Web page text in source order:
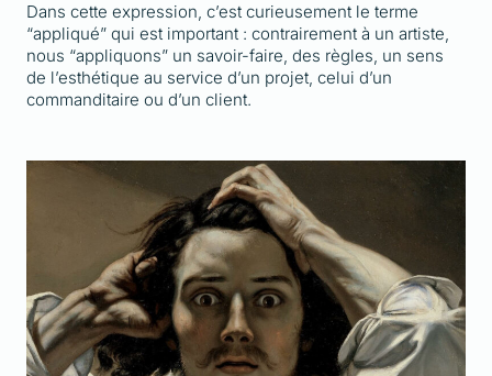
Dans cette expression, c’est curieusement le terme
“appliqué” qui est important : contrairement à un artiste,
nous “appliquons” un savoir-faire, des règles, un sens
de l’esthétique au service d’un projet, celui d’un
commanditaire ou d’un client.